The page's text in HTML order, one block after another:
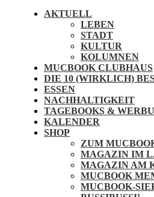
AKTUELL
LEBEN
STADT
KULTUR
KOLUMNEN
MUCBOOK CLUBHAUS
DIE 10 (WIRKLICH)
ESSEN
NACHHALTIGKEIT
TAGEBOOKS &
KALENDER
SHOP
ZUM
MAGAZIN IM
MAGAZIN AM
MUCBOOK
MUCBOOK-